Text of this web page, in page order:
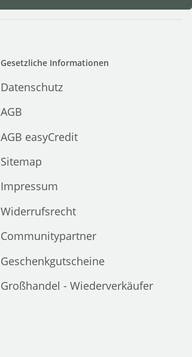
Gesetzliche Informationen
Datenschutz
AGB
AGB easyCredit
Sitemap
Impressum
Widerrufsrecht
Communitypartner
Geschenkgutscheine
Großhandel - Wiederverkäufer